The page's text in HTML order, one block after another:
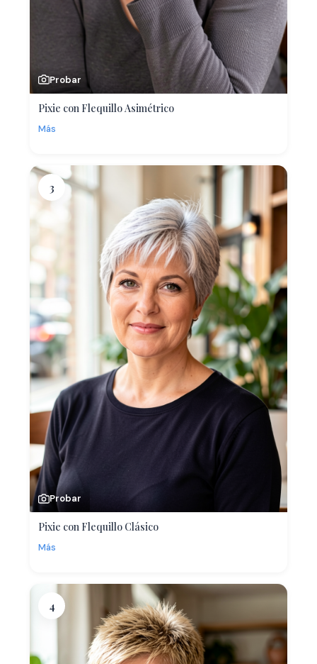
Probar
Pixie con Flequillo Asimétrico
Más
3
Probar
Pixie con Flequillo Clásico
Más
4